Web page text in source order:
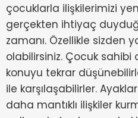
çocuklarla ilişkilerimizi
gerçekten ihtiyaç
zamanı. Özellikle sizden
olabilirsiniz. Çocuk sahibi
konuyu tekrar
ile karşılaşabilirler.
daha mantıklı ilişkiler